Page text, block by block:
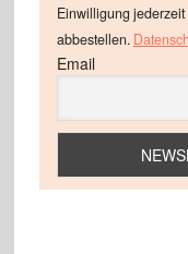
Einwilligung
abbestellen.
Email